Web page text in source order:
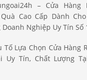
– Cửa Hàng
Cao Cấp Dành
Doanh Nghiệp Uy Tín Số
Tố Lựa Chọn Cửa Hàng
Uy Tín, Chất Lượng